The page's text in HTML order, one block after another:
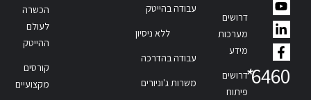
6460
*
דרושים
מערכות
מידע
דרושים
פיתוח
עבודה בהייטק
ללא ניסיון
עבודה בהדרכה
משרות ג'וניורים
הכשרה
לעולם
ההייטק
קורסים
מקצועיים